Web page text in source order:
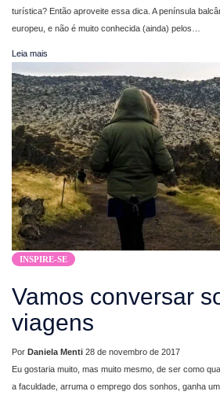
turística? Então aproveite essa dica. A península
europeu, e não é muito conhecida (ainda) pelos…
Leia mais
INSPIRE-SE
Vamos conversar
viagens
Por Daniela Menti 28 de novembro de 2017
Eu gostaria muito, mas muito mesmo, de ser como
a faculdade, arruma o emprego dos sonhos, ganha